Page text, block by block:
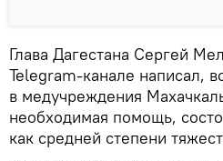
Глава Дагестана Сергей
Telegram-канале написал,
в медучреждения
необходимая помощь,
как средней степени